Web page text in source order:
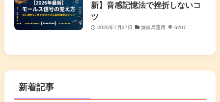
新】音感記憶法で挫折しないコ
ツ
2026年7月27日 無線局運用 6207
新着記事